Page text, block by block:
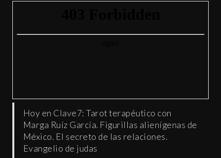
Hoy en Clave7: Tarot terapéutico con
Marga Ruíz García. Figurillas alienígenas de
México. El secreto de las relaciones.
Evangelio de judas